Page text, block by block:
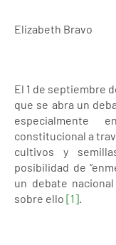
Elizabeth Bravo
El 1 de septiembre
que se abra un
especialmente
constitucional a
cultivos y
posibilidad de
un debate
sobre ello [1].